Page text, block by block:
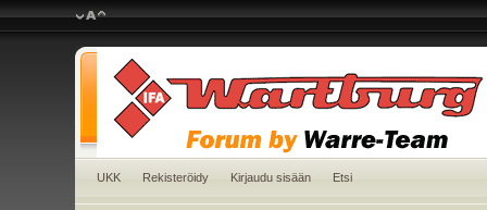
UKK Rekisteröidy Kirjaudu sisään Etsi